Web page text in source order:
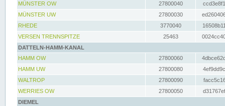
MÜNSTER OW
27800040
MÜNSTER UW
27800030
RHEDE
3770040
VERSEN TRENNSPITZE
25463
DATTELN-HAMM-KANAL
HAMM OW
27800060
HAMM UW
27800080
WALTROP
27800090
WERRIES OW
27800050
DIEMEL